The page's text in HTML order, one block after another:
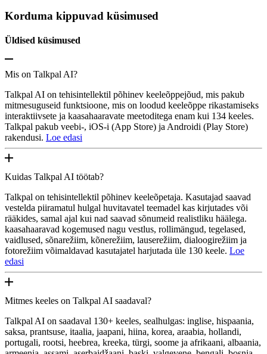
Korduma kippuvad küsimused
Üldised küsimused
Mis on Talkpal AI?
Talkpal AI on tehisintellektil põhinev keeleõppejõud, mis pakub
mitmesuguseid funktsioone, mis on loodud keeleõppe rikastamiseks
interaktiivsete ja kaasahaaravate meetoditega enam kui 134 keeles.
Talkpal pakub veebi-, iOS-i (App Store) ja Androidi (Play Store)
rakendusi. Loe edasi
Kuidas Talkpal AI töötab?
Talkpal on tehisintellektil põhinev keeleõpetaja. Kasutajad saavad
vestelda piiramatul hulgal huvitavatel teemadel kas kirjutades või
rääkides, samal ajal kui nad saavad sõnumeid realistliku häälega.
kaasahaaravad kogemused nagu vestlus, rollimängud, tegelased,
vaidlused, sõnarežiim, kõnerežiim, lauserežiim, dialoogirežiim ja
fotorežiim võimaldavad kasutajatel harjutada üle 130 keele. Loe
edasi
Mitmes keeles on Talkpal AI saadaval?
Talkpal AI on saadaval 130+ keeles, sealhulgas: inglise, hispaania,
saksa, prantsuse, itaalia, jaapani, hiina, korea, araabia, hollandi,
portugali, rootsi, heebrea, kreeka, türgi, soome ja afrikaani, albaania,